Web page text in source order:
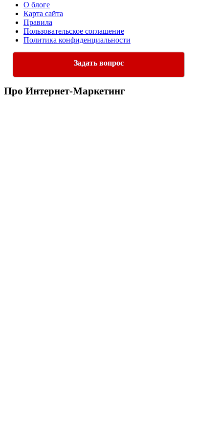
О блоге
Карта сайта
Правила
Пользовательское соглашение
Политика конфиденциальности
Задать вопрос
Про Интернет-Маркетинг